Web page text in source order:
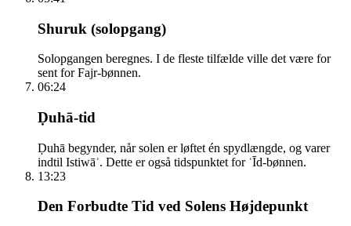
Shuruk (solopgang)
Solopgangen beregnes. I de fleste tilfælde ville det være for
sent for Fajr-bønnen.
06:24
Ḍuhā-tid
Ḍuhā begynder, når solen er løftet én spydlængde, og varer
indtil Istiwāʾ. Dette er også tidspunktet for ʿĪd-bønnen.
13:23
Den Forbudte Tid ved Solens Højdepunkt